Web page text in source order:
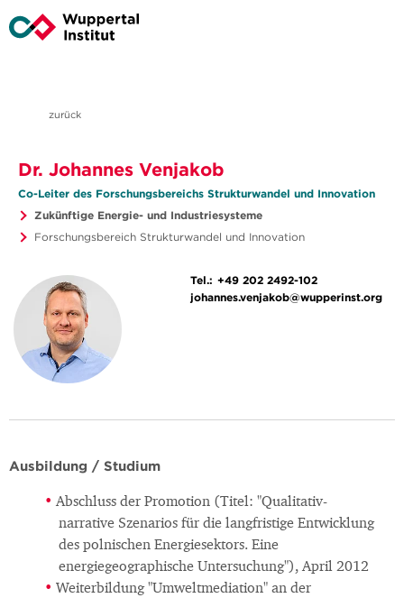
zurück
Dr. Johannes Venjakob
Co-Leiter des Forschungsbereichs Strukturwandel und Innovation
Zukünftige Energie- und Industriesysteme
Forschungsbereich Strukturwandel und Innovation
Tel.: +49 202 2492-102
johannes.venjakob@wupperinst.org
Ausbildung / Studium
Abschluss der Promotion (Titel: "Qualitativ-
narrative Szenarios für die langfristige Entwicklung
des polnischen Energiesektors. Eine
energiegeographische Untersuchung"), April 2012
Weiterbildung "Umweltmediation" an der